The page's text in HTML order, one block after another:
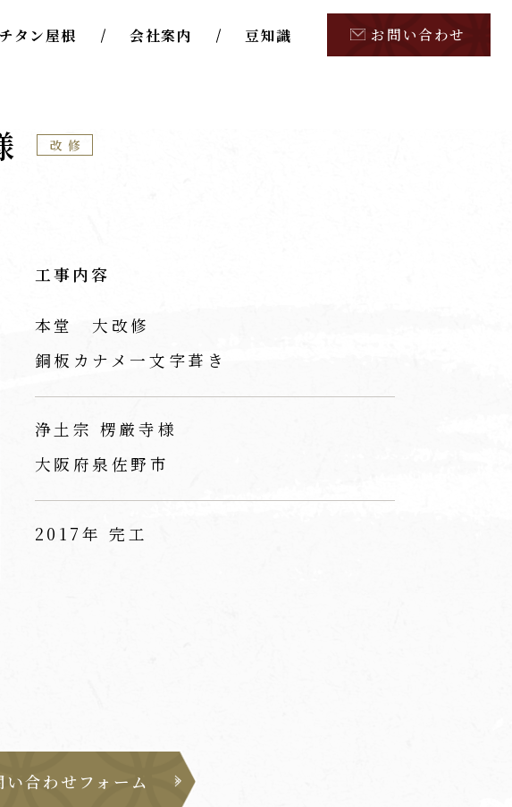
チタン屋根 会社案内 豆知識 お問い合わせ
改修
工事内容
本堂 大改修
銅板カナメ一文字葺き
浄土宗 楞厳寺様
大阪府泉佐野市
2017年 完工
い合わせフォーム